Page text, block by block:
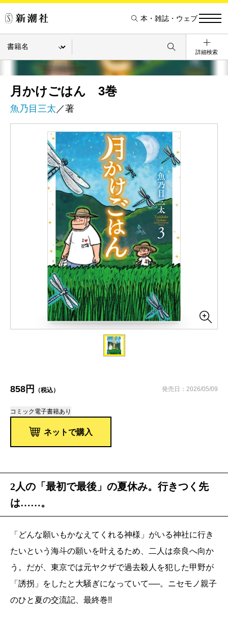
本・雑誌・ウェブ
詳細検索
月かけごはん 3巻
魚乃目三太 ／著
858円 （税込） 発売日：2026/05/09
コミック 電子書籍あり
ネットで購入
2人の「最初で最後」の夏休み。行きつく先
は……。
「どんな願いもかなえてくれる神様」がいる神社に行き
たいという海斗の願いを叶えるため、二人は奈良へ向か
う。だが、東京では元ヤクザで過去殺人を犯した甲野が
「誘拐」をしたと大騒ぎになっていて──。ニセモノ親子
のひと夏の交流記、最終巻!!